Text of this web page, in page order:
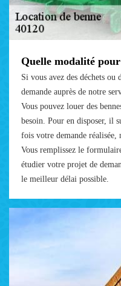
Quelle modalité
Si vous avez des déchets ou
demande auprès de notre
Vous pouvez louer des
besoin. Pour en disposer, il
fois votre demande réalisée,
Vous remplissez le
étudier votre projet de
le meilleur délai possible.